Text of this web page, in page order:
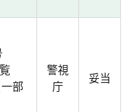
部
警視
庁
妥当